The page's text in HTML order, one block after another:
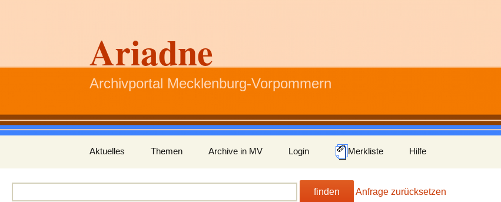
Ariadne
Archivportal Mecklenburg-Vorpommern
Inhalt
springen
Aktuelles Themen Archive in MV Login Merkliste Hilfe
finden Anfrage zurücksetzen